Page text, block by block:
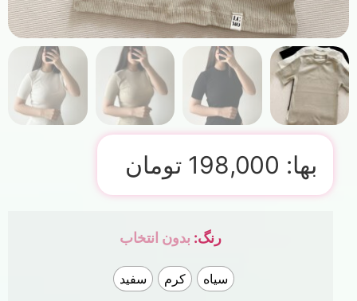
بها: 198,000 تومان
رنگ: بدون انتخاب
سیاه کرم سفید